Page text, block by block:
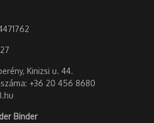
Kinizsi u. 44.
+36 20 456 8680
Binder